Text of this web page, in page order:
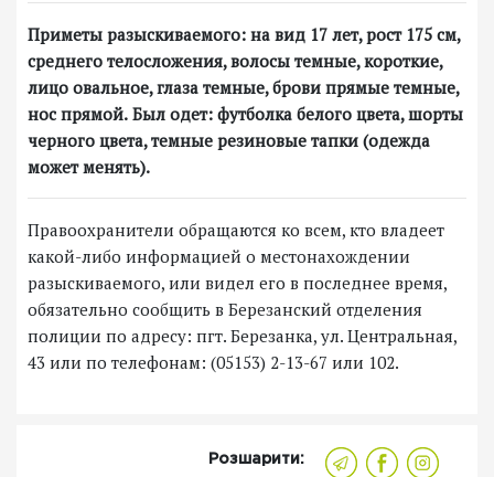
Приметы разыскиваемого: на вид 17 лет, рост 175 см,
среднего телосложения, волосы темные, короткие,
лицо овальное, глаза темные, брови прямые темные,
нос прямой. Был одет: футболка белого цвета, шорты
черного цвета, темные резиновые тапки (одежда
может менять).
Правоохранители обращаются ко всем, кто владеет
какой-либо информацией о местонахождении
разыскиваемого, или видел его в последнее время,
обязательно сообщить в Березанский отделения
полиции по адресу: пгт. Березанка, ул. Центральная,
43 или по телефонам: (05153) 2-13-67 или 102.
Розшарити: